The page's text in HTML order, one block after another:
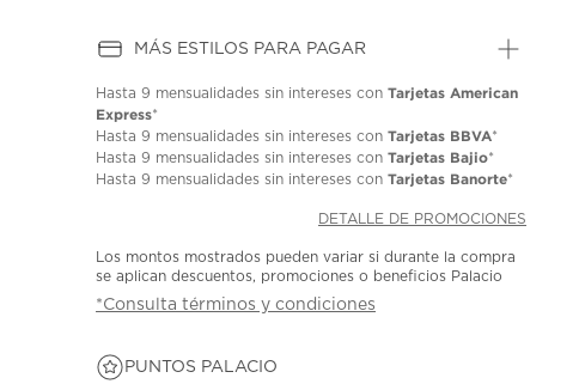
MÁS ESTILOS PARA PAGAR
Hasta9 mensualidades sin intereses conTarjetas American
Express*
Hasta9 mensualidades sin intereses conTarjetas BBVA*
Hasta9 mensualidades sin intereses conTarjetas Bajio*
Hasta9 mensualidades sin intereses conTarjetas Banorte*
DETALLE DE PROMOCIONES
Los montos mostrados pueden variar si durante la compra
se aplican descuentos, promociones o beneficios Palacio
*Consulta términos y condiciones
PUNTOS PALACIO